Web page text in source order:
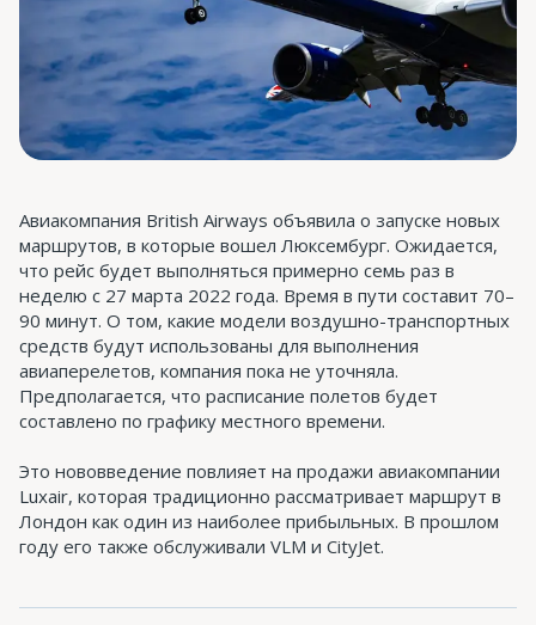
Авиакомпания British Airways объявила о запуске новых
маршрутов, в которые вошел Люксембург. Ожидается,
что рейс будет выполняться примерно семь раз в
неделю с 27 марта 2022 года. Время в пути составит 70–
90 минут. О том, какие модели воздушно-транспортных
средств будут использованы для выполнения
авиаперелетов, компания пока не уточняла.
Предполагается, что расписание полетов будет
составлено по графику местного времени.
Это нововведение повлияет на продажи авиакомпании
Luxair, которая традиционно рассматривает маршрут в
Лондон как один из наиболее прибыльных. В прошлом
году его также обслуживали VLM и CityJet.